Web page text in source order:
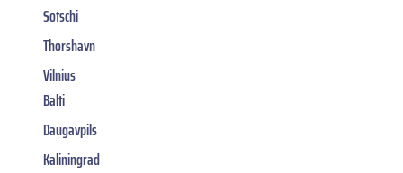
Sotschi
Thorshavn
Vilnius
Balti
Daugavpils
Kaliningrad